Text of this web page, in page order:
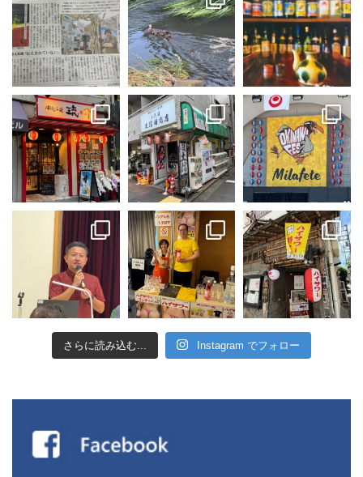
さらに読み込む... Instagram でフォロー